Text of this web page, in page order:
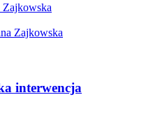
Zajkowska
Zajkowska
interwencja